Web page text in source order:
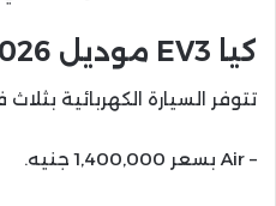
كيا EV3 موديل 2026
تتوفر السيارة الكهربائية بثلاث
– Air بسعر 1,400,000 جنيه.